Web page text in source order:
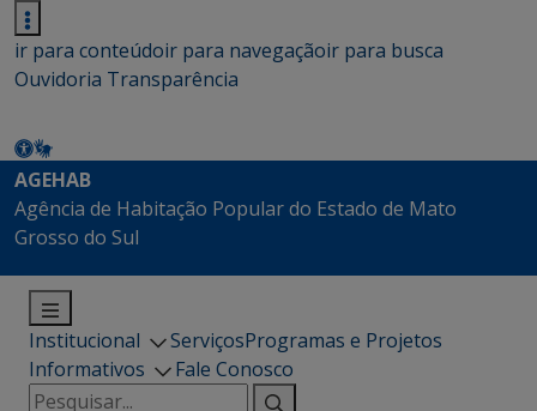
ir para conteúdoir para navegaçãoir para busca
Ouvidoria Transparência
AGEHAB
Agência de Habitação Popular do Estado de Mato
Grosso do Sul
Institucional ServiçosProgramas e Projetos
Informativos
Fale Conosco
Pesquisar